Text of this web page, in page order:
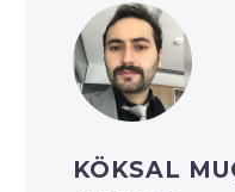
KÖKSAL